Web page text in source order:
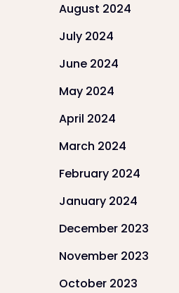
August 2024
July 2024
June 2024
May 2024
April 2024
March 2024
February 2024
January 2024
December 2023
November 2023
October 2023